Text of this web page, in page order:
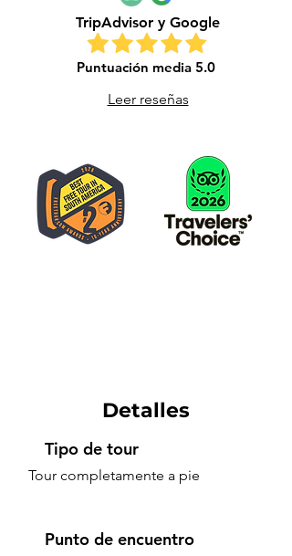
TripAdvisor y Google
Leer reseñas
Puntuación media 5.0
Detalles
Tipo de tour
Tour completamente a pie
Punto de encuentro